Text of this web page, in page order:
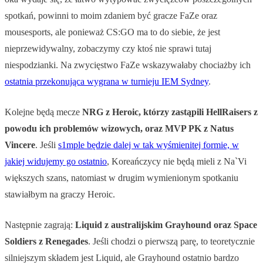
spotkań, powinni to moim zdaniem być gracze FaZe oraz
mousesports, ale ponieważ CS:GO ma to do siebie, że jest
nieprzewidywalny, zobaczymy czy ktoś nie sprawi tutaj
niespodzianki. Na zwycięstwo FaZe wskazywałaby chociażby ich
ostatnia przekonująca wygrana w turnieju IEM Sydney.
Kolejne będą mecze NRG z Heroic, którzy zastąpili HellRaisers z
powodu ich problemów wizowych, oraz MVP PK z Natus
Vincere. Jeśli s1mple będzie dalej w tak wyśmienitej formie, w
jakiej widujemy go ostatnio, Koreańczycy nie będą mieli z Na`Vi
większych szans, natomiast w drugim wymienionym spotkaniu
stawiałbym na graczy Heroic.
Następnie zagrają: Liquid z australijskim Grayhound oraz Space
Soldiers z Renegades. Jeśli chodzi o pierwszą parę, to teoretycznie
silniejszym składem jest Liquid, ale Grayhound ostatnio bardzo